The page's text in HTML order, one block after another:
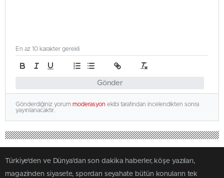
Gönder
En az 10 karakter gerekli
Gönderdiğiniz yorum moderasyon ekibi tarafından incelendikten sonra
yayınlanacaktır.
Türkiye'den ve Dünya’dan son dakika haberler, köşe yazıları,
magazinden siyasete, spordan seyahate bütün konuların tek